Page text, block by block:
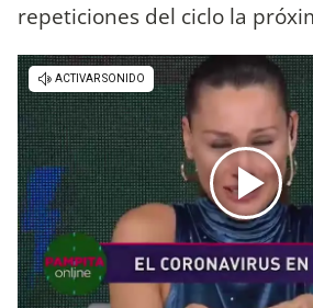
repeticiones del ciclo la